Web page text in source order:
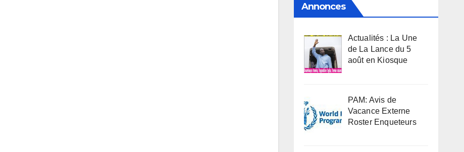
Annonces
Actualités : La Une
de La Lance du 5
août en Kiosque
PAM: Avis de
Vacance Externe
Roster Enqueteurs